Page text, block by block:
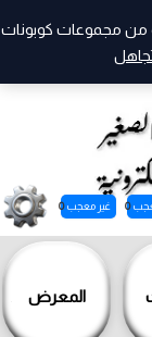
المعرض
0 غير معجب 0
من مجموعات كوبونات